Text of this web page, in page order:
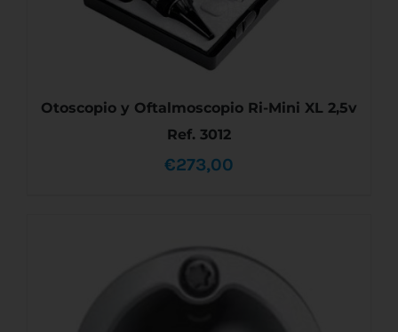
Otoscopio y Oftalmoscopio Ri-Mini XL 2,5v
Ref. 3012
€273,00